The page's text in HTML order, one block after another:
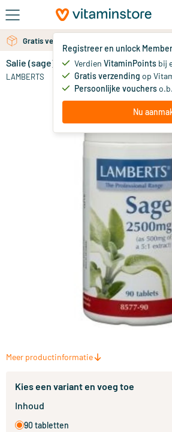
Ga naar de hoofdinhoud
Registreer en unlock
Verdien VitaminPoints bij
Gratis verzending op
Persoonlijke vouchers
Nu
Gratis verzending vanaf 25 euro
Gratis persoonlijk advies via chat of email
Salie (sage)
LAMBERTS
Meer productinformatie
Kies een variant en voeg toe
Inhoud
90 tabletten